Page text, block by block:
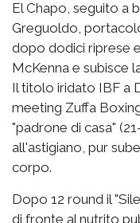
El Chapo, seguito a
Greguoldo,
dopo dodici riprese
McKenna e subisce
Il titolo iridato IBF a
meeting Zuffa
"padrone di casa"
all'astigiano, pur
corpo.
Dopo 12 round il
di fronte al nutrito